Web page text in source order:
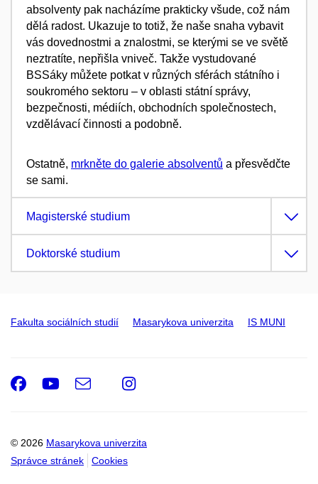
absolventy pak nacházíme prakticky všude, což nám
dělá radost. Ukazuje to totiž, že naše snaha vybavit
vás dovednostmi a znalostmi, se kterými se ve světě
neztratíte, nepřišla vniveč. Takže vystudované
BSSáky můžete potkat v různých sférách státního i
soukromého sektoru – v oblasti státní správy,
bezpečnosti, médiích, obchodních společnostech,
vzdělávací činnosti a podobně.
Ostatně, mrkněte do galerie absolventů a přesvědčte
se sami.
Magisterské studium
Doktorské studium
Fakulta sociálních studií Masarykova univerzita IS MUNI
© 2026 Masarykova univerzita
Správce stránek
Cookies
Facebook
Youtube
e-
Instagram